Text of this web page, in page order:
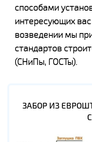
способами
интересующих
возведении мы
стандартов
(СНиПы, ГОСТы).
ЗАБОР ИЗ